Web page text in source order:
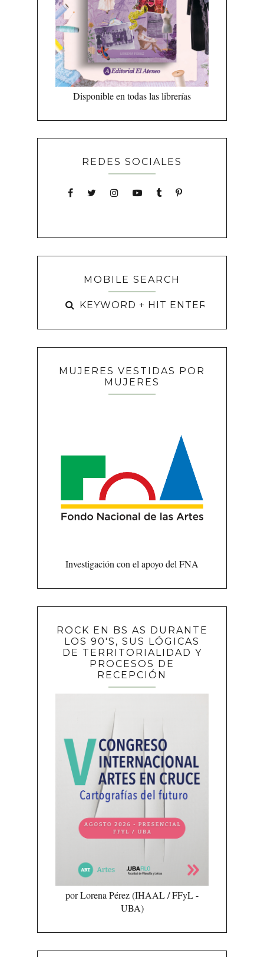
Disponible en todas las librerías
REDES SOCIALES
MOBILE SEARCH
MUJERES VESTIDAS POR
MUJERES
Investigación con el apoyo del FNA
ROCK EN BS AS DURANTE
LOS 90'S, SUS LÓGICAS
DE TERRITORIALIDAD Y
PROCESOS DE
RECEPCIÓN
por Lorena Pérez (IHAAL / FFyL -
UBA)